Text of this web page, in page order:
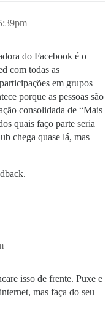
do Facebook é o
com todas as
em grupos
porque as pessoas são
consolidada de “Mais
quais faço parte seria
chega quase lá, mas
isso de frente. Puxe e
mas faça do seu